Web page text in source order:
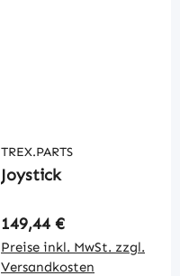
TREX.PARTS
Joystick
Regulärer Preis:
149,44 €
Preise inkl. MwSt. zzgl.
Versandkosten